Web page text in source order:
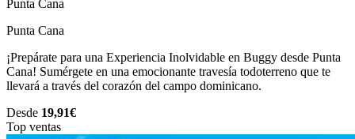
Punta Cana
Punta Cana
¡Prepárate para una Experiencia Inolvidable en Buggy desde Punta
Cana! Sumérgete en una emocionante travesía todoterreno que te
llevará a través del corazón del campo dominicano.
Desde 19,91€
Top ventas